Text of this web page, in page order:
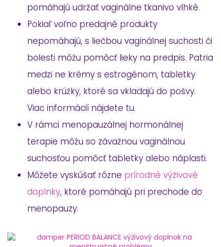
pomáhajú udržať vaginálne tkanivo vlhké.
Pokiaľ voľno predajné produkty
nepomáhajú, s liečbou vaginálnej suchosti či
bolesti môžu pomôcť lieky na predpis. Patria
medzi ne krémy s estrogénom, tabletky
alebo krúžky, ktoré sa vkladajú do pošvy.
Viac informácií nájdete tu.
V rámci menopauzálnej hormonálnej
terapie môžu so závažnou vaginálnou
suchosťou pomôcť tabletky alebo náplasti.
Môžete vyskúšať rôzne prírodné výživové
doplnky, ktoré pomáhajú pri prechode do
menopauzy.